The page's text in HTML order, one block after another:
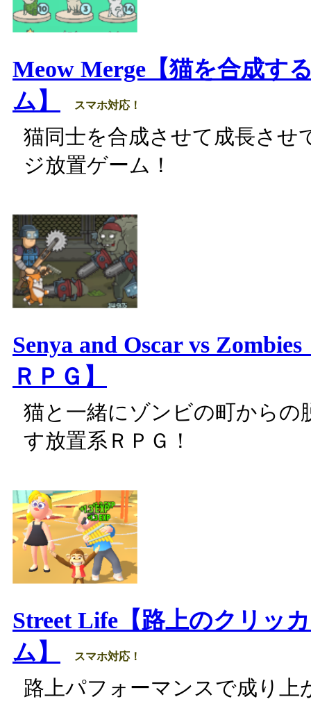
Meow Merge【猫を合成す
ム】
スマホ対応！
猫同士を合成させて成長させ
ジ放置ゲーム！
Senya and Oscar vs
ＲＰＧ】
猫と一緒にゾンビの町からの
す放置系ＲＰＧ！
Street Life【路上のクリッ
ム】
スマホ対応！
路上パフォーマンスで成り上